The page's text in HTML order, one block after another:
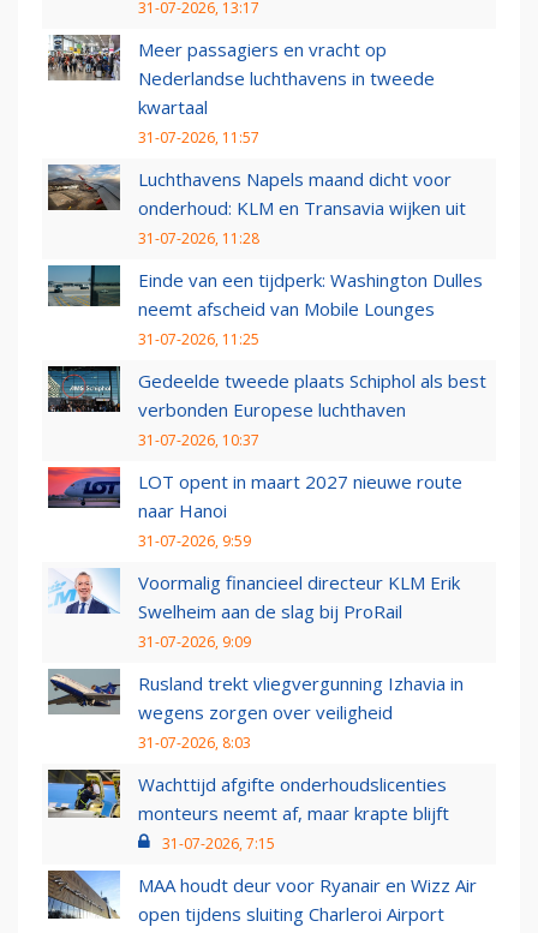
31-07-2026, 13:17
Meer passagiers en vracht op
Nederlandse luchthavens in tweede
kwartaal
31-07-2026, 11:57
Luchthavens Napels maand dicht voor
onderhoud: KLM en Transavia wijken uit
31-07-2026, 11:28
Einde van een tijdperk: Washington Dulles
neemt afscheid van Mobile Lounges
31-07-2026, 11:25
Gedeelde tweede plaats Schiphol als best
verbonden Europese luchthaven
31-07-2026, 10:37
LOT opent in maart 2027 nieuwe route
naar Hanoi
31-07-2026, 9:59
Voormalig financieel directeur KLM Erik
Swelheim aan de slag bij ProRail
31-07-2026, 9:09
Rusland trekt vliegvergunning Izhavia in
wegens zorgen over veiligheid
31-07-2026, 8:03
Wachttijd afgifte onderhoudslicenties
monteurs neemt af, maar krapte blijft
31-07-2026, 7:15
MAA houdt deur voor Ryanair en Wizz Air
open tijdens sluiting Charleroi Airport